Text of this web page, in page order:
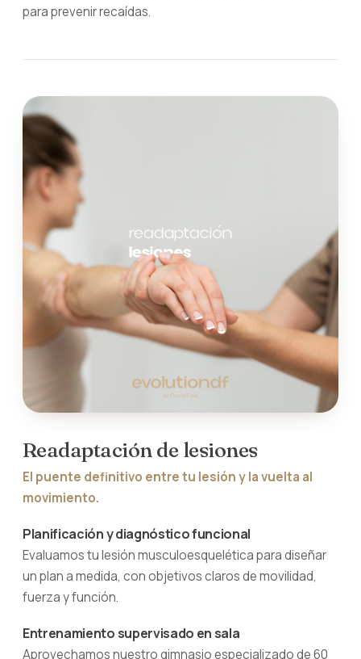
para prevenir recaídas.
Readaptación de lesiones
El puente definitivo entre tu lesión y la vuelta al
movimiento.
Planificación y diagnóstico funcional
Evaluamos tu lesión musculoesquelética para diseñar
un plan a medida, con objetivos claros de movilidad,
fuerza y función.
Entrenamiento supervisado en sala
Aprovechamos nuestro gimnasio especializado de 60